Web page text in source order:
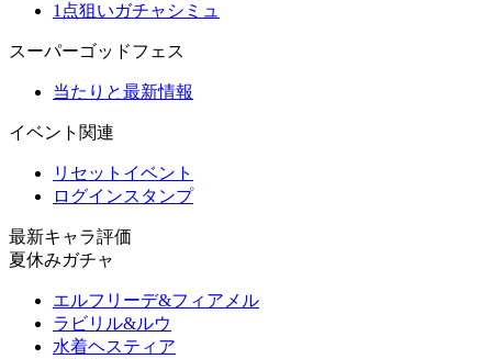
1点狙いガチャシミュ
スーパーゴッドフェス
当たりと最新情報
イベント関連
リセットイベント
ログインスタンプ
最新キャラ評価
夏休みガチャ
エルフリーデ&フィアメル
ラビリル&ルウ
水着ヘスティア